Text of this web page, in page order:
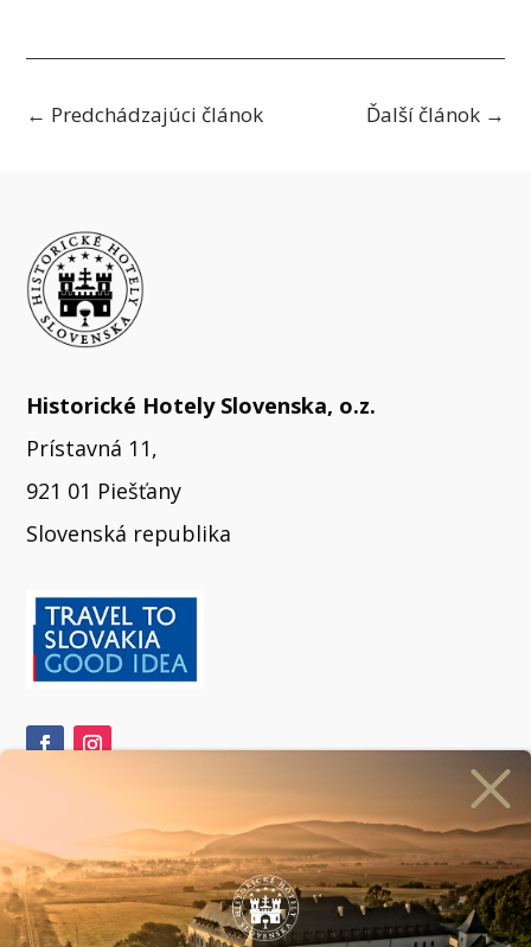
← Predchádzajúci článok Ďalší článok→
Historické Hotely Slovenska, o.z.
Prístavná 11,
921 01 Piešťany
Slovenská republika
sa na odber newslettera